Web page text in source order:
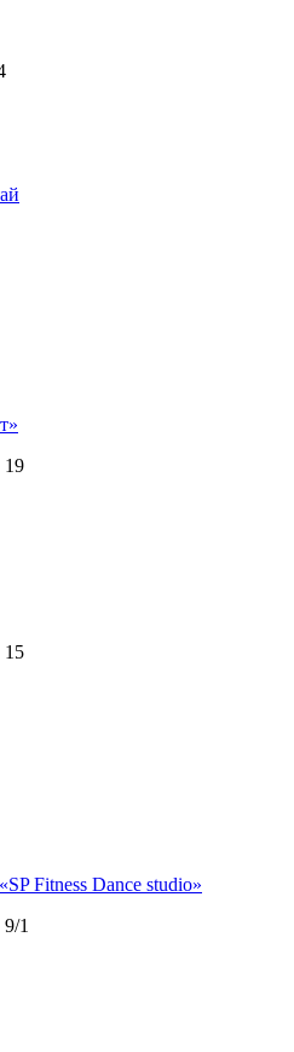
19
15
Fitness Dance studio»
1